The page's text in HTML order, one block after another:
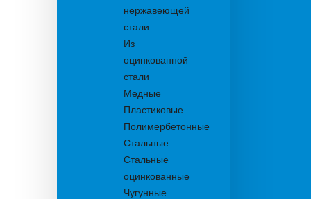
нержавеющей
стали
Из
оцинкованной
стали
Медные
Пластиковые
Полимербетонные
Стальные
Стальные
оцинкованные
Чугунные